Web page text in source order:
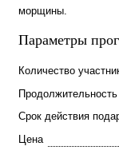
морщины.
Параметры
Количество
Продолжительность
Срок действия
Цена